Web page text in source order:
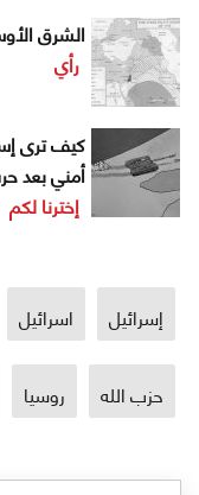
الشرق
رأي
كيف ترى
أمني بعد حرب
إخترنا لكم
إسرائيل اسرائيل
حزب الله روسيا